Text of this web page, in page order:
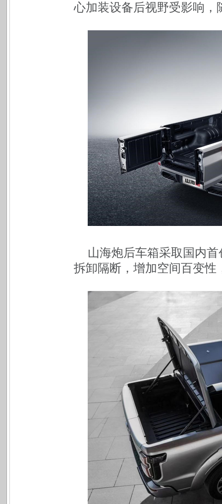
心加装设备后视野受影响，
山海炮后车箱采取国内
拆卸隔断，增加空间百变性